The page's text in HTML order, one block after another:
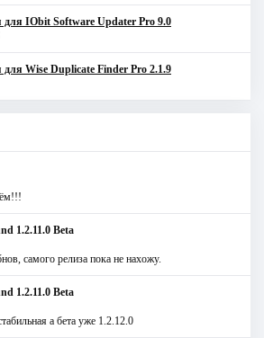
для IObit Software Updater Pro 9.0
Wise Duplicate Finder Pro 2.1.9
1.2.11.0 Beta
самого релиза пока не нахожу.
1.2.11.0 Beta
а бета уже 1.2.12.0